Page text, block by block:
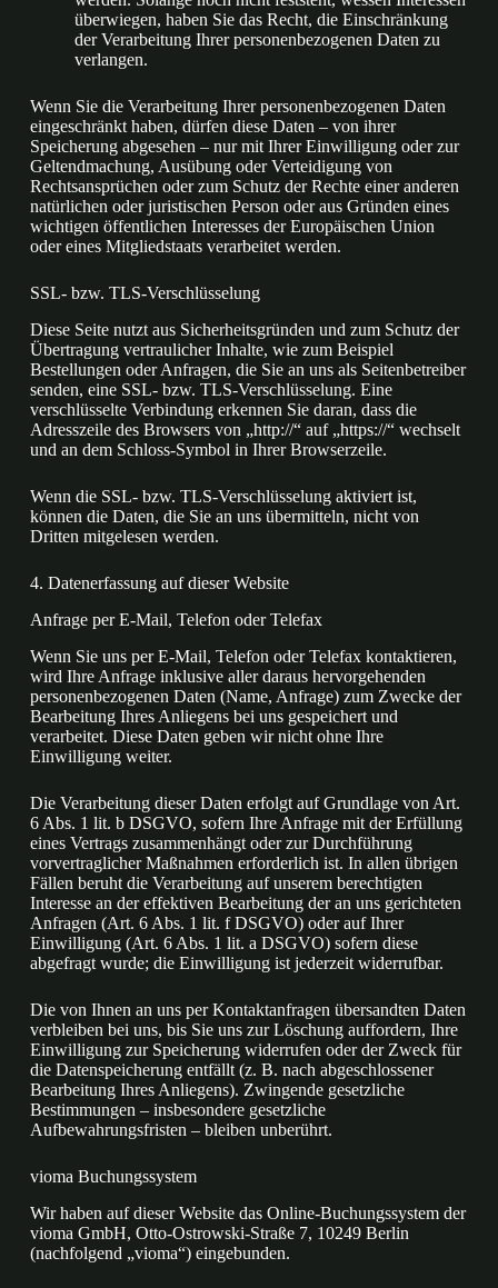
überwiegen, haben Sie das Recht, die Einschränkung
der Verarbeitung Ihrer personenbezogenen Daten zu
verlangen.
Wenn Sie die Verarbeitung Ihrer personenbezogenen Daten
eingeschränkt haben, dürfen diese Daten – von ihrer
Speicherung abgesehen – nur mit Ihrer Einwilligung oder zur
Geltendmachung, Ausübung oder Verteidigung von
Rechtsansprüchen oder zum Schutz der Rechte einer anderen
natürlichen oder juristischen Person oder aus Gründen eines
wichtigen öffentlichen Interesses der Europäischen Union
oder eines Mitgliedstaats verarbeitet werden.
SSL- bzw. TLS-Verschlüsselung
Diese Seite nutzt aus Sicherheitsgründen und zum Schutz der
Übertragung vertraulicher Inhalte, wie zum Beispiel
Bestellungen oder Anfragen, die Sie an uns als Seitenbetreiber
senden, eine SSL- bzw. TLS-Verschlüsselung. Eine
verschlüsselte Verbindung erkennen Sie daran, dass die
Adresszeile des Browsers von „http://“ auf „https://“ wechselt
und an dem Schloss-Symbol in Ihrer Browserzeile.
Wenn die SSL- bzw. TLS-Verschlüsselung aktiviert ist,
können die Daten, die Sie an uns übermitteln, nicht von
Dritten mitgelesen werden.
4. Datenerfassung auf dieser Website
Anfrage per E-Mail, Telefon oder Telefax
Wenn Sie uns per E-Mail, Telefon oder Telefax kontaktieren,
wird Ihre Anfrage inklusive aller daraus hervorgehenden
personenbezogenen Daten (Name, Anfrage) zum Zwecke der
Bearbeitung Ihres Anliegens bei uns gespeichert und
verarbeitet. Diese Daten geben wir nicht ohne Ihre
Einwilligung weiter.
Die Verarbeitung dieser Daten erfolgt auf Grundlage von Art.
6 Abs. 1 lit. b DSGVO, sofern Ihre Anfrage mit der Erfüllung
eines Vertrags zusammenhängt oder zur Durchführung
vorvertraglicher Maßnahmen erforderlich ist. In allen übrigen
Fällen beruht die Verarbeitung auf unserem berechtigten
Interesse an der effektiven Bearbeitung der an uns gerichteten
Anfragen (Art. 6 Abs. 1 lit. f DSGVO) oder auf Ihrer
Einwilligung (Art. 6 Abs. 1 lit. a DSGVO) sofern diese
abgefragt wurde; die Einwilligung ist jederzeit widerrufbar.
Die von Ihnen an uns per Kontaktanfragen übersandten Daten
verbleiben bei uns, bis Sie uns zur Löschung auffordern, Ihre
Einwilligung zur Speicherung widerrufen oder der Zweck für
die Datenspeicherung entfällt (z. B. nach abgeschlossener
Bearbeitung Ihres Anliegens). Zwingende gesetzliche
Bestimmungen – insbesondere gesetzliche
Aufbewahrungsfristen – bleiben unberührt.
vioma Buchungssystem
Wir haben auf dieser Website das Online-Buchungssystem der
vioma GmbH, Otto-Ostrowski-Straße 7, 10249 Berlin
(nachfolgend „vioma“) eingebunden.